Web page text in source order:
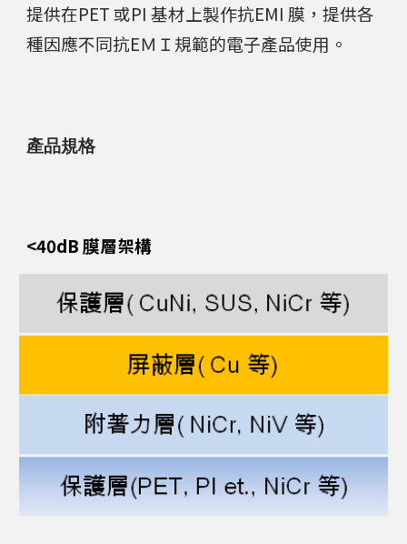
提供在PET 或PI基材上製作抗EMI 膜 ，提供各
種因應不同抗EＭＩ規範的電子產品使用。
產品規格
<40dB 膜層架構